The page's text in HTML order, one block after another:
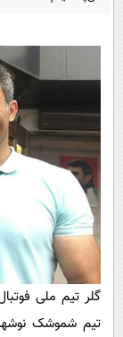
گلر تیم ملی
تیم شموشک